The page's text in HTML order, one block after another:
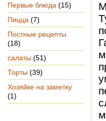
Первые блюда (15)
Пицца (7)
Постные рецепты
(18)
салаты (51)
Торты (39)
Хозяйке на заметку
(1)